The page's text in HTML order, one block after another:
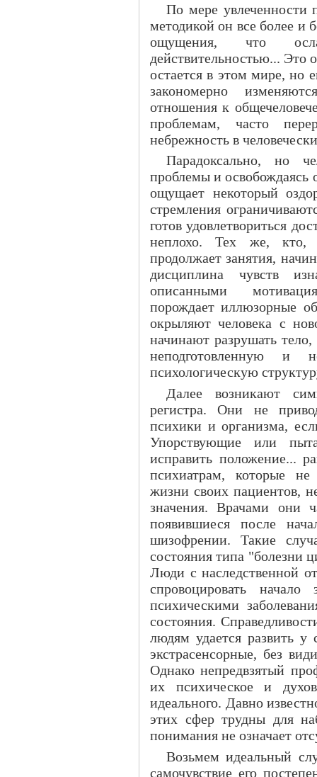
По мере увлеченности
методикой он все более и
ощущения, что
действительностью... Это
остается в этом мире, но
закономерно
отношения к
проблемам, часто
небрежность в
Парадоксально, но
проблемы и освобождаясь
ощущает некоторый
стремления
готов удовлетвориться
неплохо. Тех же, кто,
продолжает занятия,
дисциплина чувств
описанными
порождает иллюзорные
окрыляют человека с
начинают разрушать
неподготовленную и
психологическую
Далее возникают
регистра. Они не
психики и организма,
Упорствующие или
исправить положение...
психиатрам, которые не
жизни своих пациентов,
значения. Врачами они
появившиеся после
шизофрении. Такие
состояния типа "болезни
Люди с наследственной
спровоцировать
психическими
состояния.
людям удается развить у
экстрасенсорные, без
Однако непредвзятый
их психическое и
идеального. Давно
этих сфер трудны для
понимания не означает
Возьмем идеальный
самочувствие его